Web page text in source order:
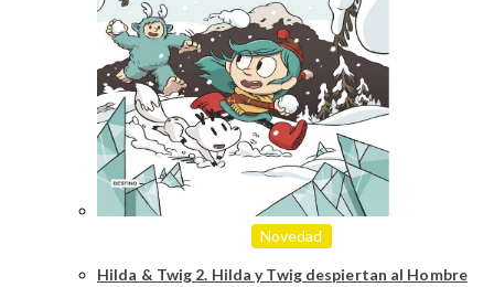
Novedad
Hilda & Twig 2. Hilda y Twig despiertan al Hombre